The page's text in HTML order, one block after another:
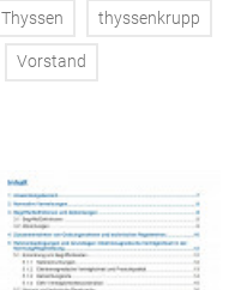
Thyssen thyssenkrupp
Vorstand